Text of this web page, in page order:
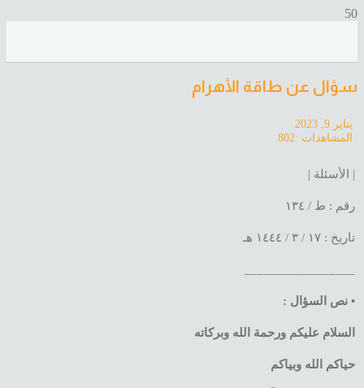
سؤال عن طاقة الأهرام
يناير 9, 2023
المشاهدات :802
| الأسئلة |
رقم : ط / ١٣٤
تاريخ : ١٧ / ٣ / ١٤٤٤ هـ
• نص السؤال :
السلام عليكم ورحمة الله وبركاته
حياكم الله وبياكم